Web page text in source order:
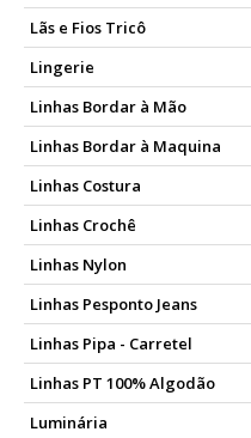
Lãs e Fios Tricô
Lingerie
Linhas Bordar à Mão
Linhas Bordar à Maquina
Linhas Costura
Linhas Crochê
Linhas Nylon
Linhas Pesponto Jeans
Linhas Pipa - Carretel
Linhas PT 100% Algodão
Luminária